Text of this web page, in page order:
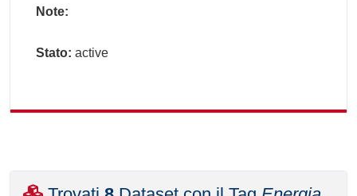
Note:
Stato: active